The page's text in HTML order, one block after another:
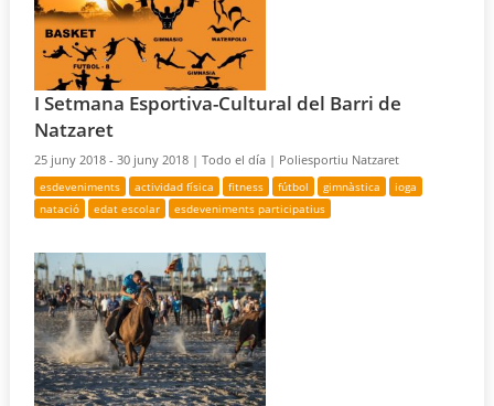
I Setmana Esportiva-Cultural del Barri de
Natzaret
25 juny 2018 - 30 juny 2018 |Todo el día | Poliesportiu Natzaret
esdeveniments actividad física fitness fútbol gimnàstica
ioga
natació
edat escolar esdeveniments participatius